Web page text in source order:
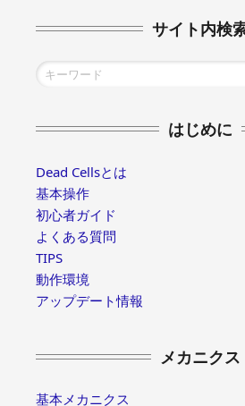
サイト内検
はじめに
Dead Cellsとは
基本操作
初心者ガイド
よくある質問
TIPS
動作環境
アップデート情報
メカニクス
基本メカニクス